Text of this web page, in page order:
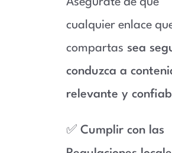
cualquier enlace
compartas sea
conduzca a
relevante y
✅ Cumplir con las